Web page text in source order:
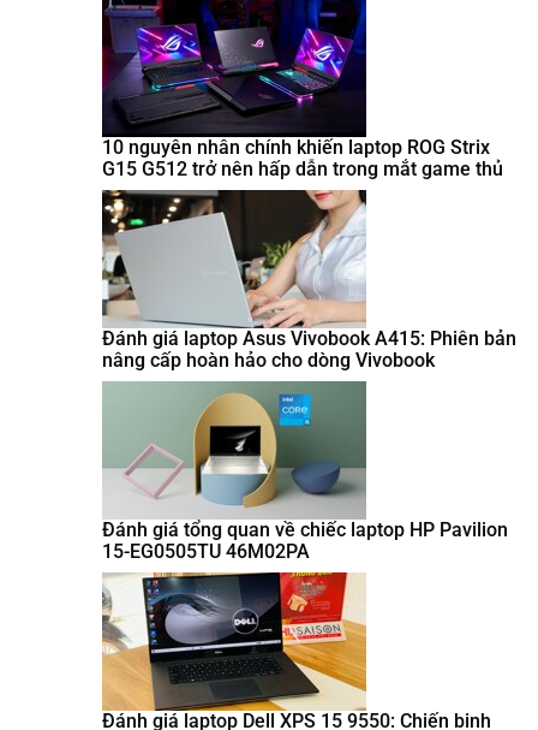
10 nguyên nhân chính khiến laptop ROG Strix
G15 G512 trở nên hấp dẫn trong mắt game thủ
Đánh giá laptop Asus Vivobook A415: Phiên bản
nâng cấp hoàn hảo cho dòng Vivobook
Đánh giá tổng quan về chiếc laptop HP Pavilion
15-EG0505TU 46M02PA
Đánh giá laptop Dell XPS 15 9550: Chiến binh